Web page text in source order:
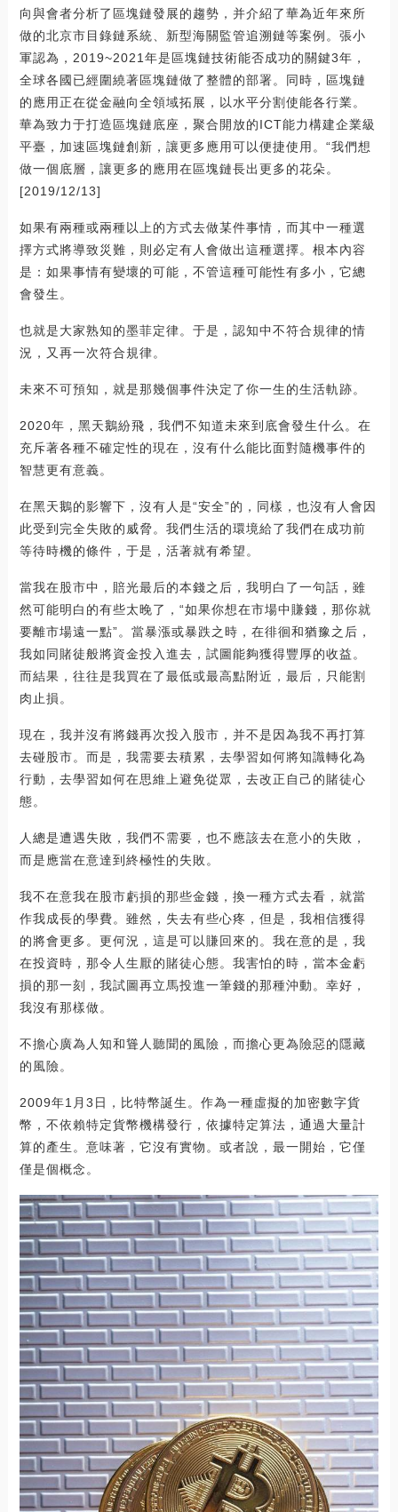
向與會者分析了區塊鏈發展的趨勢，并介紹了華為近年來所
做的北京市目錄鏈系統、新型海關監管追溯鏈等案例。張小
軍認為，2019~2021年是區塊鏈技術能否成功的關鍵3年，
全球各國已經圍繞著區塊鏈做了整體的部署。同時，區塊鏈
的應用正在從金融向全領域拓展，以水平分割使能各行業。
華為致力于打造區塊鏈底座，聚合開放的ICT能力構建企業級
平臺，加速區塊鏈創新，讓更多應用可以便捷使用。“我們想
做一個底層，讓更多的應用在區塊鏈長出更多的花朵。
[2019/12/13]
如果有兩種或兩種以上的方式去做某件事情，而其中一種選
擇方式將導致災難，則必定有人會做出這種選擇。根本內容
是：如果事情有變壞的可能，不管這種可能性有多小，它總
會發生。
也就是大家熟知的墨菲定律。于是，認知中不符合規律的情
況，又再一次符合規律。
未來不可預知，就是那幾個事件決定了你一生的生活軌跡。
2020年，黑天鵝紛飛，我們不知道未來到底會發生什么。在
充斥著各種不確定性的現在，沒有什么能比面對隨機事件的
智慧更有意義。
在黑天鵝的影響下，沒有人是“安全”的，同樣，也沒有人會因
此受到完全失敗的威脅。我們生活的環境給了我們在成功前
等待時機的條件，于是，活著就有希望。
當我在股市中，賠光最后的本錢之后，我明白了一句話，雖
然可能明白的有些太晚了，“如果你想在市場中賺錢，那你就
要離市場遠一點”。當暴漲或暴跌之時，在徘徊和猶豫之后，
我如同賭徒般將資金投入進去，試圖能夠獲得豐厚的收益。
而結果，往往是我買在了最低或最高點附近，最后，只能割
肉止損。
現在，我并沒有將錢再次投入股市，并不是因為我不再打算
去碰股市。而是，我需要去積累，去學習如何將知識轉化為
行動，去學習如何在思維上避免從眾，去改正自己的賭徒心
態。
人總是遭遇失敗，我們不需要，也不應該去在意小的失敗，
而是應當在意達到終極性的失敗。
我不在意我在股市虧損的那些金錢，換一種方式去看，就當
作我成長的學費。雖然，失去有些心疼，但是，我相信獲得
的將會更多。更何況，這是可以賺回來的。我在意的是，我
在投資時，那令人生厭的賭徒心態。我害怕的時，當本金虧
損的那一刻，我試圖再立馬投進一筆錢的那種沖動。幸好，
我沒有那樣做。
不擔心廣為人知和聳人聽聞的風險，而擔心更為險惡的隱藏
的風險。
2009年1月3日，比特幣誕生。作為一種虛擬的加密數字貨
幣，不依賴特定貨幣機構發行，依據特定算法，通過大量計
算的產生。意味著，它沒有實物。或者說，最一開始，它僅
僅是個概念。